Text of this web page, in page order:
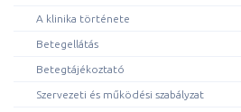
A klinika története
Betegellátás
Betegtájékoztató
Szervezeti és működési szabályzat